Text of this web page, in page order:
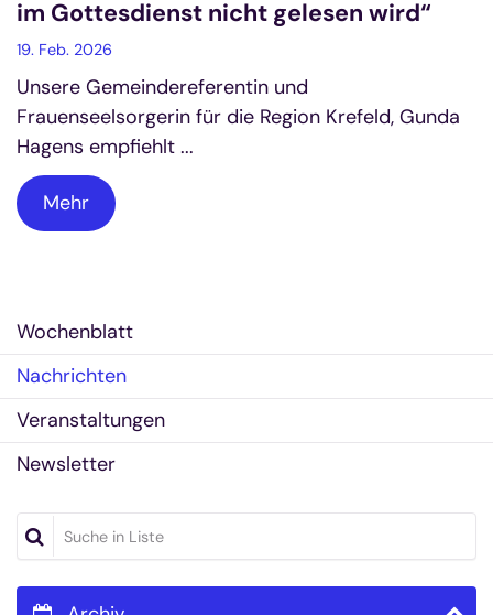
im Gottesdienst nicht gelesen wird“
19. Feb. 2026
Unsere Gemeindereferentin und
Frauenseelsorgerin für die Region Krefeld, Gunda
Hagens empfiehlt ...
Mehr
Wochenblatt
Nachrichten
Veranstaltungen
Newsletter
Suche in Liste